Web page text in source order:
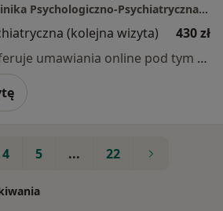
PsychoMedic.pl Klinika Psychologiczno-Psychiatryczna Warszawa ul. Przy Bażantarni 11 (METRO KABATY/wejście od Al.KEN)
(kolejna wizyta)
430 zł
Specjalista nie oferuje umawiania online pod tym adresem.
4 5 ... 22